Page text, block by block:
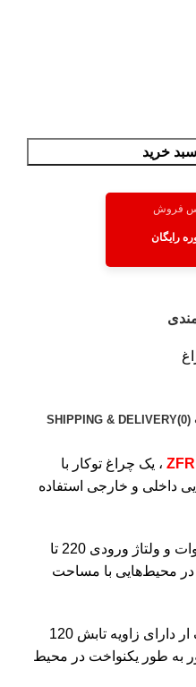
خرید
فروش
رایگان
SHIPPING & DELIVERY
، یک چراغ توکار با
داخلی و خارجی استفاده
این محصول با توان مصرفی 7 وات و ولتاژ ورودی 220 تا
در محیط‌هایی با مساحت
پنل دور شیشه ای 7 وات زد اف ار دارای زاویه تابش 120
به طور یکنواخت در محیط